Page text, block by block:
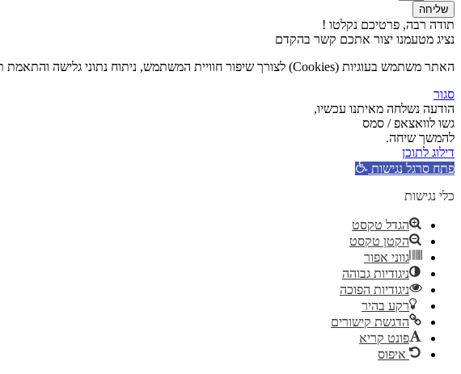
שליחה
תודה רבה, פרטיכם נקלטו !
נציג מטעמנו יצור אתכם קשר בהקדם
האתר משתמש בעוגיות (Cookies) לצורך שיפור חוויית המשתמש, ניתוח נתוני גלישה והתאמת תכנים אישית. המשך השימוש באתר מהווה הסכמה לשימוש בעוגיות בהתאם ל
סגור
הודעה נשלחה מאיתנו עכשיו,
גשו לוואצאפ / סמס
להמשך שיחה.
דילוג לתוכן
פתח סרגל נגישות
כלי נגישות
הגדל טקסט
הקטן טקסט
גווני אפור
ניגודיות גבוהה
ניגודיות הפוכה
רקע בהיר
הדגשת קישורים
פונט קריא
איפוס